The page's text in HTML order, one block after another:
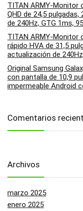
TITAN ARMY-Monitor
QHD de 24,5
de 240Hz, GTG 1ms,
TITAN ARMY-Monitor
rápido HVA de 31,5
actualización de
Original Samsung
con pantalla de 10,9
impermeable Android
Comentarios
Archivos
marzo 2025
enero 2025